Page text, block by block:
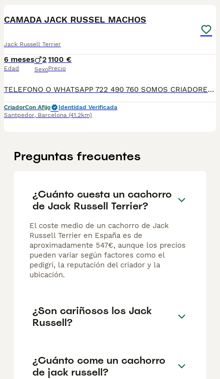
CAMADA JACK RUSSEL MACHOS
Jack Russell Terrier
6 meses
Edad
2
Sexo
1100 €
Precio
TELEFONO O WHATSAPP 722 490 760 SOMOS CRIADORES DIRECTOS SIN INTERMEDIARIOS! MAS DE 20 AÑOS EN EL SECTOR NOS AVALAN, VALORANDO NO SOLO LA CRIA RESPONSABLE SI NO TAMBIEN LA SELECCIÓN PARA MEJORAR LA RAZA DURANTE TODOS ESTOS AÑOS. NUESTROS CACHORROS SE ENTREGAN PREVIAMENTE REVISADOS POR UN VETERINARIO PROFESIONAL Y BAJO LOS MAS ESTRICTOS CONTROLES DE SALUD, HACEMOS HINCAPIÉ EN SU SOCIABILIZACIÓN PARA SU CORRECTO DESARROLLO NEUROLOGICO! Y OS ASESORAMOS ANTES DURANTE Y DESPUES DE LA ENTREGA PARA QUE TODO SEA LO MAS AFABLE Y FACIL POSIBLE DURANTE LA ADAPTACION! NUESTROS BEBE SE ENTREGAN A PARTIR DE LOS DOS MESES CON SUS VACUNAS AL DIA, DESPARASITADOS Y CON GARANTIAS DE SALUD, MICROCHIP Y CARTILLA DE VACUNACION! SI BUSCAS UN COMPAÑERO SANO Y EQUILIBRADO ESTE ES EL LUGAR, TE ASESORAREMOS DURANTE TODO EL PROCESO NO DUDES EN CONSULTAR POR NUESTROS PEQUES AL 722 490 760
CriadorCon Afijo
Identidad Verificada
Santpedor, Barcelona (41.2km)
Preguntas frecuentes
¿Cuánto cuesta un cachorro
de Jack Russell Terrier?
El coste medio de un cachorro de Jack
Russell Terrier en España es de
aproximadamente 547€, aunque los precios
pueden variar según factores como el
pedigrí, la reputación del criador y la
ubicación.
¿Son cariñosos los Jack
Russell?
¿Cuánto come un cachorro
de jack russell?